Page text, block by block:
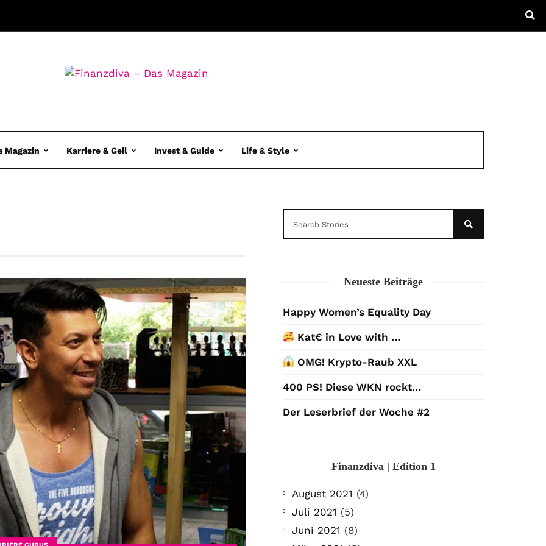
Magazin Karriere & Geil Invest & Guide Life & Style
Neueste Beiträge
Happy Women’s Equality Day
Kat€ in Love with …
OMG! Krypto-Raub XXL
400 PS! Diese WKN rockt…
Der Leserbrief der Woche #2
Finanzdiva | Edition 1
August 2021 (4)
Juli 2021 (5)
Juni 2021 (8)